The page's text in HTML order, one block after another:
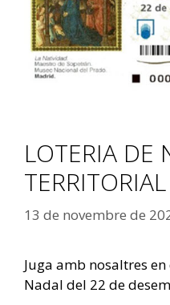
LOTERIA DE
13 de novembre de
Juga amb nosaltres
Nadal del 22 de